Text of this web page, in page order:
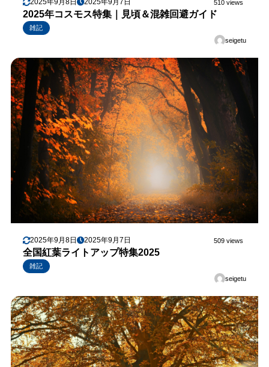
2025年9月8日 2025年9月7日 510 views
2025年コスモス特集｜見頃＆混雑回避ガイド
雑記
seigetu
2025年9月8日 2025年9月7日 509 views
全国紅葉ライトアップ特集2025
雑記
seigetu